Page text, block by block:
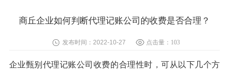
商丘企业如何判断代理记账公司的收费是否合理？
发布时间：2022-10-27 点击量： 103
企业甄别代理记账公司收费的合理性时，可从以下几个方